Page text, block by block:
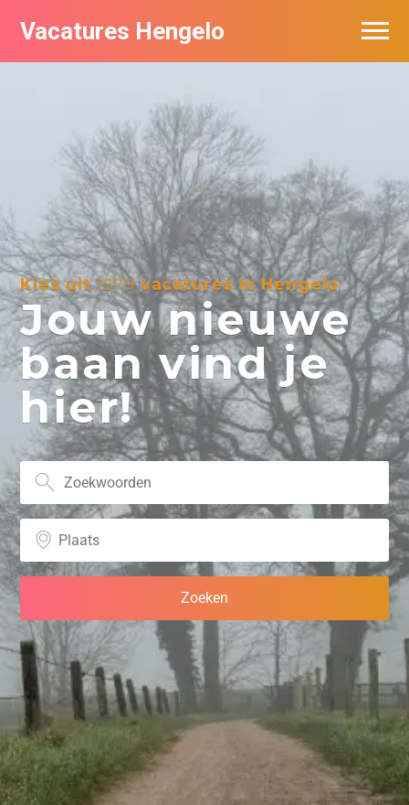
Vacatures Hengelo
Kies uit1579vacatures in Hengelo
Jouw nieuwe
baan vind je
hier!
Vacatures per bedrijf in Hengelo
Nieuwsbrief feed